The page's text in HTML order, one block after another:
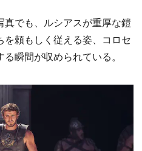
でも、ルシアスが重厚な鎧
頼もしく従える姿、コロセ
瞬間が収められている。